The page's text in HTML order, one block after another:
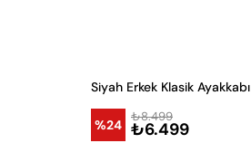
Siyah Erkek Klasik Ayakkabı
%24 ₺6.499
₺8.499